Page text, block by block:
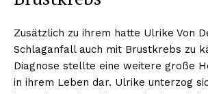
Zusätzlich zu ihrem hatte Ulrike Von
Schlaganfall auch mit Brustkrebs zu
Diagnose stellte eine weitere große
in ihrem Leben dar. Ulrike unterzog